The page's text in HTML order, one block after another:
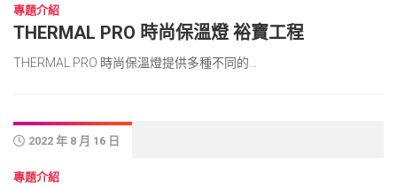
專題介紹
THERMAL PRO 時尚保溫燈 裕寶工程
THERMAL PRO 時尚保溫燈提供多種不同的...
2022 年 8 月 16 日
專題介紹